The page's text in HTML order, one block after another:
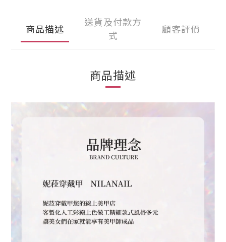
商品描述
送貨及付款方
式
顧客評價
商品描述